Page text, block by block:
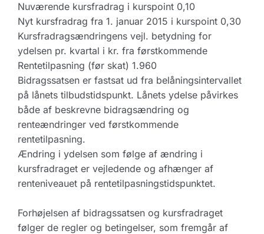
Nuværende kursfradrag i kurspoint 0,10
Nyt kursfradrag fra 1. januar 2015 i kurspoint 0,30
Kursfradragsændringens vejl. betydning for
ydelsen pr. kvartal i kr. fra førstkommende
Rentetilpasning (før skat) 1.960
Bidragssatsen er fastsat ud fra belåningsintervallet
på lånets tilbudstidspunkt. Lånets ydelse påvirkes
både af beskrevne bidragsændring og
renteændringer ved førstkommende
rentetilpasning.
Ændring i ydelsen som følge af ændring i
kursfradraget er vejledende og afhænger af
renteniveauet på rentetilpasningstidspunktet.
Forhøjelsen af bidragssatsen og kursfradraget
følger de regler og betingelser, som fremgår af